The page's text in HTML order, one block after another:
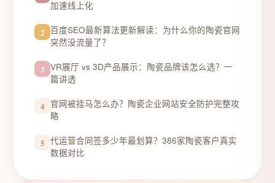
加速线上化
2 百度SEO最新算法更新解读：为什么你的陶瓷官网
突然没流量了？
3 VR展厅 vs 3D产品展示：陶瓷品牌该怎么选？一
篇讲透
4 官网被挂马怎么办？陶瓷企业网站安全防护完整攻
略
5 代运营合同签多少年最划算？386家陶瓷客户真实
数据对比